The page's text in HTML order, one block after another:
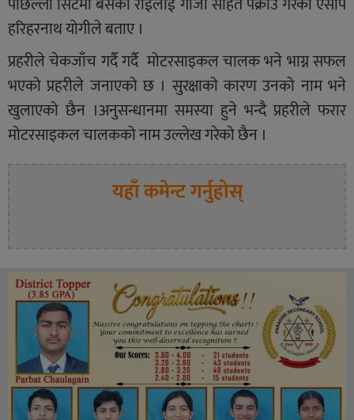
हरिहरनाथ योगीले बताए ।
प्रहरीले चेकजाँच गर्दै गर्दै मोटरसाइकल चालक भने भाग्न सफल
भएको प्रहरीले जनाएको छ । सुरक्षाको कारण उनको नाम भने
खुलाएको छैन ।अनुसन्धानमा समस्या हुने भन्दै प्रहरीले फरार
मोटरसाइकल चालकको नाम उल्लेख गरेको छैन ।
यहाँ कमेन्ट गर्नुहोस्